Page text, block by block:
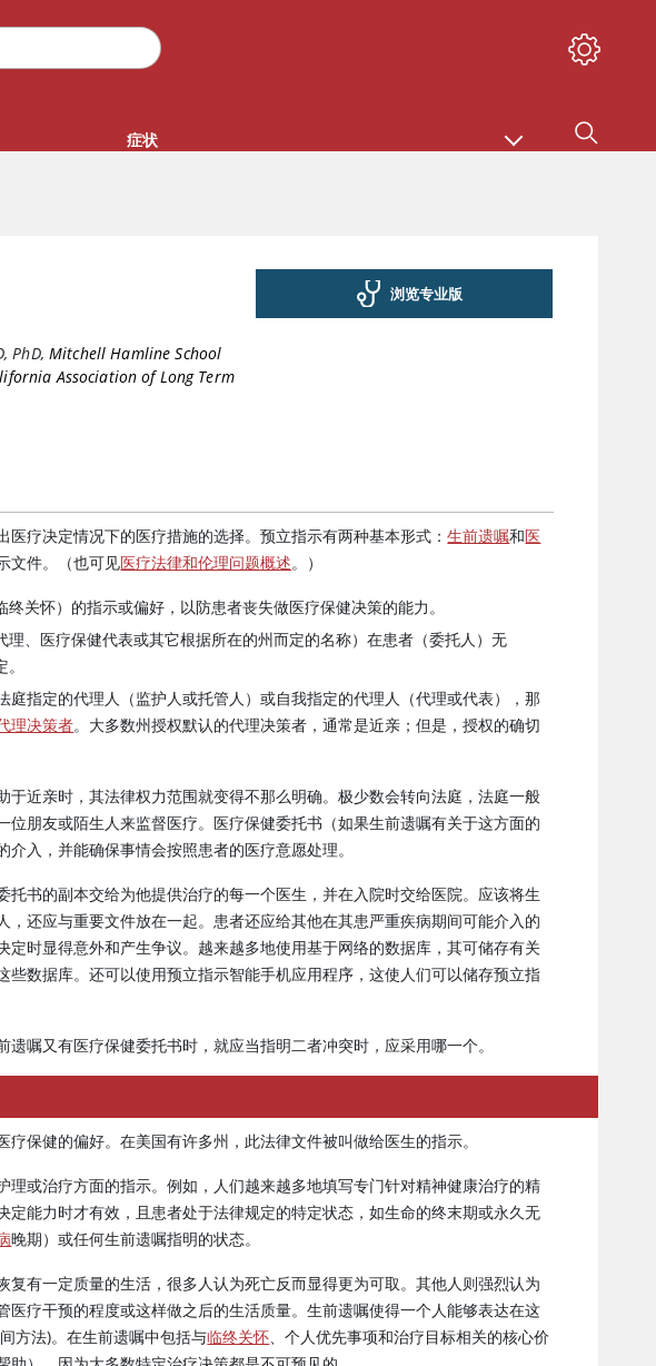
症状
PhD, Mitchell Hamline School
Association of Long Term
浏览专业版
疗决定情况下的医疗措施的选择。预立指示有两种基本形式：生前遗嘱和医
文件。（也可见医疗法律和伦理问题概述。）
关怀）的指示或偏好，以防患者丧失做医疗保健决策的能力。
理、医疗保健代表或其它根据所在的州而定的名称）在患者（委托人）无
指定的代理人（监护人或托管人）或自我指定的代理人（代理或代表），那
理决策者。大多数州授权默认的代理决策者，通常是近亲；但是，授权的确切
近亲时，其法律权力范围就变得不那么明确。极少数会转向法庭，法庭一般
朋友或陌生人来监督医疗。医疗保健委托书（如果生前遗嘱有关于这方面的
入，并能确保事情会按照患者的医疗意愿处理。
书的副本交给为他提供治疗的每一个医生，并在入院时交给医院。应该将生
还应与重要文件放在一起。患者还应给其他在其患严重疾病期间可能介入的
时显得意外和产生争议。越来越多地使用基于网络的数据库，其可储存有关
数据库。还可以使用预立指示智能手机应用程序，这使人们可以储存预立指
嘱又有医疗保健委托书时，就应当指明二者冲突时，应采用哪一个。
保健的偏好。在美国有许多州，此法律文件被叫做给医生的指示。
或治疗方面的指示。例如，人们越来越多地填写专门针对精神健康治疗的精
能力时才有效，且患者处于法律规定的特定状态，如生命的终末期或永久无
晚期）或任何生前遗嘱指明的状态。
有一定质量的生活，很多人认为死亡反而显得更为可取。其他人则强烈认为
疗干预的程度或这样做之后的生活质量。生前遗嘱使得一个人能够表达在这
方法)。在生前遗嘱中包括与临终关怀、个人优先事项和治疗目标相关的核心价